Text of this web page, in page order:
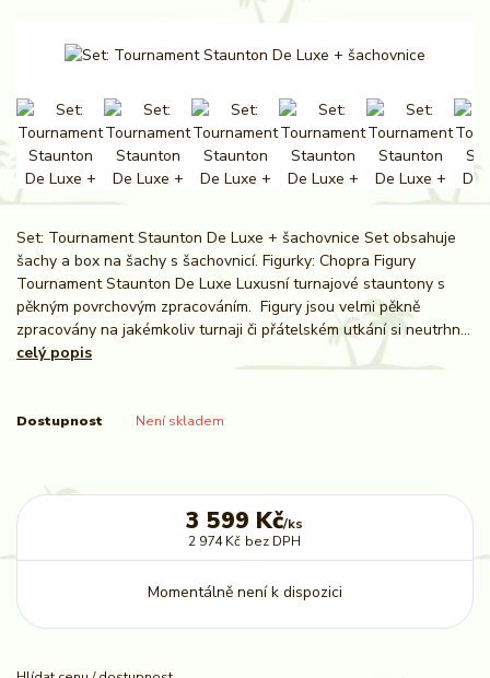
Set: Tournament Staunton De Luxe + šachovnice Set obsahuje
šachy a box na šachy s šachovnicí. Figurky: Chopra Figury
Tournament Staunton De Luxe Luxusní turnajové stauntony s
pěkným povrchovým zpracováním. Figury jsou velmi pěkně
zpracovány na jakémkoliv turnaji či přátelském utkání si neutrhn...
celý popis
Dostupnost Není skladem
3 599 Kč/ks
2 974 Kč bez DPH
Momentálně není k dispozici